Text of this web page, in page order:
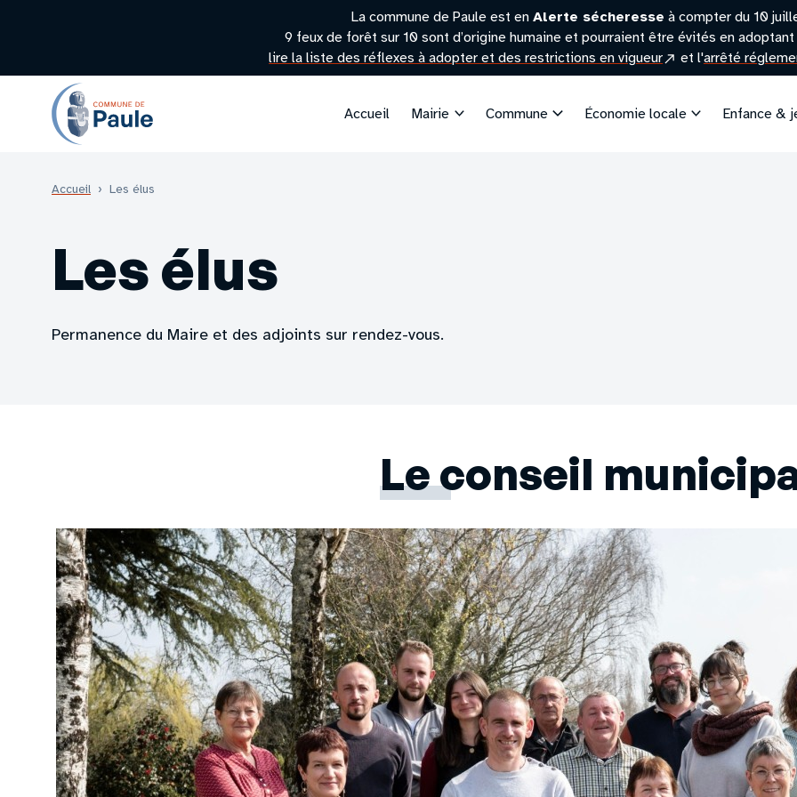
La commune de Paule est en Alerte sécheresse à compter du 10
9 feux de forêt sur 10 sont d’origine humaine et pourraient être évités en
lire la liste des réflexes à adopter et des restrictions en vigueur(site
externe)
et l'arrêté
Accueil Mairie Commune Économie locale Enfance &
Accueil › Les élus
Les élus
Permanence du Maire et des adjoints sur rendez-vous.
Le conseil